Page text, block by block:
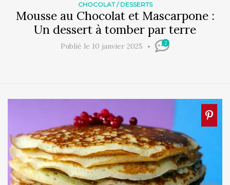
CHOCOLAT/ DESSERTS
Mousse au Chocolat et Mascarpone :
Un dessert à tomber par terre
Publié le 10 janvier 2025 2